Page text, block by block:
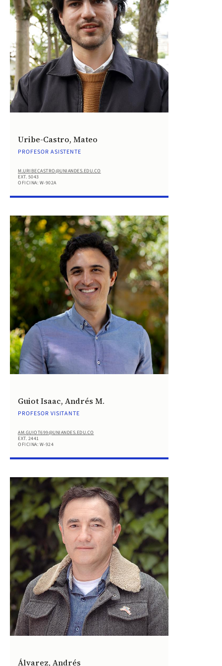
Uribe-Castro, Mateo
PROFESOR ASISTENTE
M.URIBECASTRO@UNIANDES.EDU.CO
EXT. 5043
OFICINA: W-902A
Guiot Isaac, Andrés M.
PROFESOR VISITANTE
AM.GUIOT699@UNIANDES.EDU.CO
EXT. 2441
OFICINA: W-924
Álvarez, Andrés